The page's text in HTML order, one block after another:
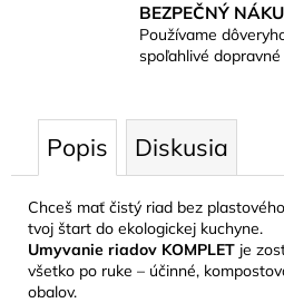
BEZPEČNÝ
Používame
spoľahlivé
Popis Diskusia
Chceš mať čistý riad bez
tvoj štart do ekologickej kuchyne.
Umyvanie riadov KOMPLET je
všetko po ruke – účinné,
obalov.